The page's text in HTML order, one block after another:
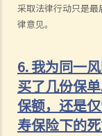
采取法律行动只是
律意见。
6. 我为同一
买了几份保
保额，还是
寿保险下的